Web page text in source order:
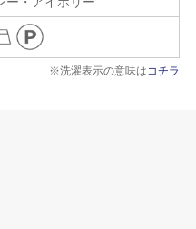
※洗濯表示の意味は コチラ